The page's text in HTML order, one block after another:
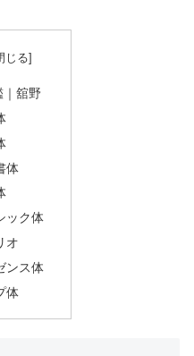
｜舘野
体
ック体
オ
ンス体
体